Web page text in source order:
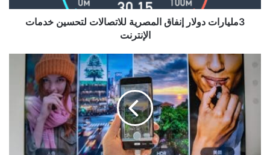
3مليارات دولار إنفاق المصرية للاتصالات لتحسين خدمات
الإنترنت
OPPO
تستعرض
تقنيات
CameraX
مؤتمر
مطوري
جوجل